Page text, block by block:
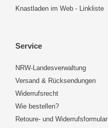
Knastladen im Web - Linkliste
Service
NRW-Landesverwaltung
Versand & Rücksendungen
Widerrufsrecht
Wie bestellen?
Retoure- und Widerrufsformular